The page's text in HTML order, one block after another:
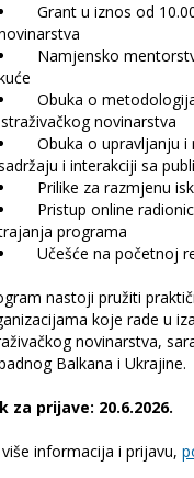
Grant u iznos od
Namjensko
Obuka o
novinarstva
Obuka o upravljanju i
i interakciji sa
Prilike za razmjenu
Pristup online
programa
Učešće na početnoj
nastoji pružiti
koje rade u
novinarstva,
Balkana i Ukrajine.
za prijave: 20.6.2026.
informacija i prijavu,